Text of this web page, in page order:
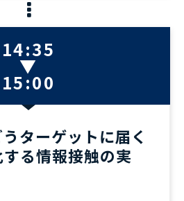
14:35
▼
15:00
ターゲットに届く
る情報接触の実